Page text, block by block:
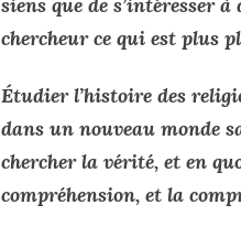
siens que de s’intéresser
chercheur ce qui est plus
Étudier l’histoire des
dans un nouveau monde
chercher la vérité, et en
compréhension, et la